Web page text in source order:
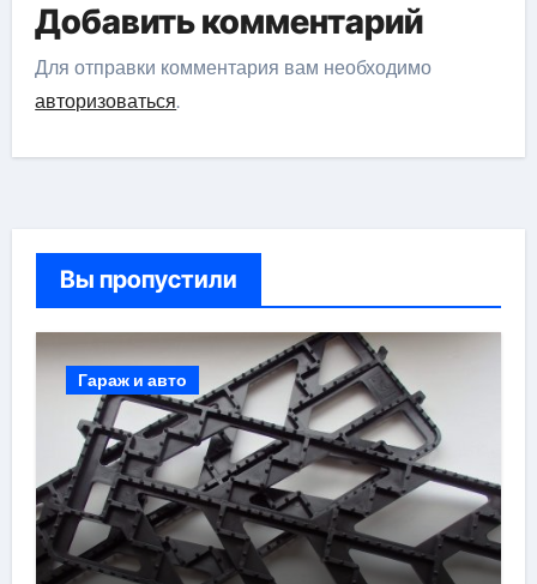
Добавить комментарий
Для отправки комментария вам необходимо
авторизоваться.
Вы пропустили
Гараж и авто